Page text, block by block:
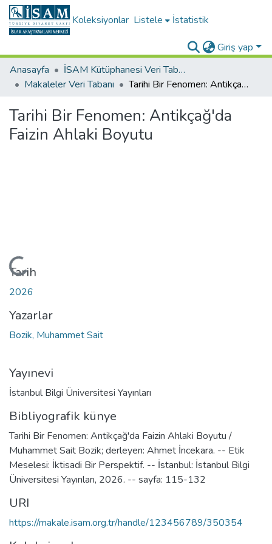
Koleksiyonlar Listele İstatistik
Giriş yap
Anasayfa
İSAM Kütüphanesi Veri Tabanları
Makaleler Veri Tabanı
Tarihi Bir Fenomen: Antikçağ'da Faizin Ahlaki Boyutu
Tarihi Bir Fenomen: Antikçağ'da
Faizin Ahlaki Boyutu
Yükleniyor...
Tarih
2026
Yazarlar
Bozik, Muhammet Sait
Yayınevi
İstanbul Bilgi Üniversitesi Yayınları
Bibliyografik künye
Tarihi Bir Fenomen: Antikçağ'da Faizin Ahlaki Boyutu /
Muhammet Sait Bozik; derleyen: Ahmet İncekara. -- Etik
Meselesi: İktisadi Bir Perspektif. -- İstanbul: İstanbul Bilgi
Üniversitesi Yayınları, 2026. -- sayfa: 115-132
URI
https://makale.isam.org.tr/handle/123456789/350354